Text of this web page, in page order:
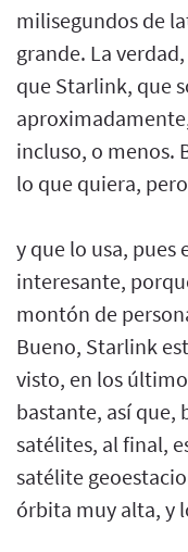
milisegundos de
grande. La
que Starlink, que
incluso, o menos.
lo que quiera,
y que lo usa, pues
interesante,
montón de
Bueno, Starlink
visto, en los
bastante, así que,
satélites, al final,
satélite
órbita muy alta, y